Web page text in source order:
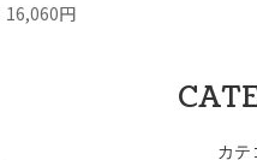
16,060円
カテ